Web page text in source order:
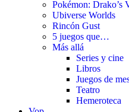
Pokémon: Drako’s
Ubiverse Worlds
Rincón Gust
5 juegos que…
Más allá
Series y cine
Libros
Juegos de
Teatro
Hemeroteca